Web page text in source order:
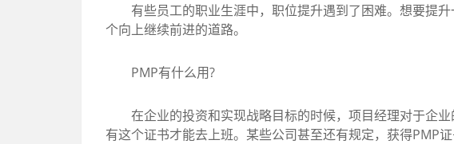
有些员工的职业生涯中，职位提升遇到了困难。想要提升
个向上继续前进的道路。
PMP有什么用?
在企业的投资和实现战略目标的时候，项目经理对于企业
有这个证书才能去上班。某些公司甚至还有规定，获得PMP